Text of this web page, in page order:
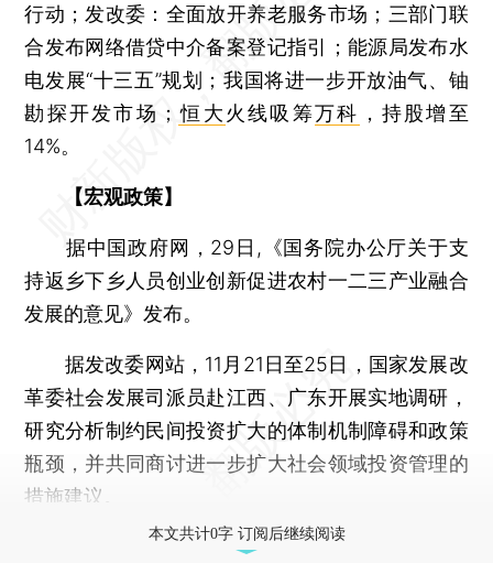
行动；发改委：全面放开养老服务市场；三部门联
合发布网络借贷中介备案登记指引；能源局发布水
电发展“十三五”规划；我国将进一步开放油气、铀
勘探开发市场； 恒大 火线吸筹万科 ，持股增至
14%。
【宏观政策】
据中国政府网，29日,《国务院办公厅关于支
持返乡下乡人员创业创新促进农村一二三产业融合
发展的意见》发布。
据发改委网站，11月21日至25日，国家发展改
革委社会发展司派员赴江西、广东开展实地调研，
研究分析制约民间投资扩大的体制机制障碍和政策
瓶颈，并共同商讨进一步扩大社会领域投资管理的
措施建议。
本文共计0字 订阅后继续阅读